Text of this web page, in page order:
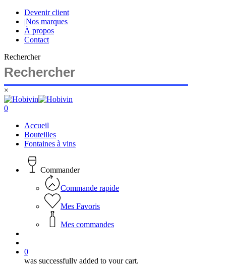
Skip
main
content
Devenir client
|Nos marques
À propos
Contact
Rechercher
×
Close
Search
search
account
0
Accueil
Bouteilles
Fontaines à vins
Commander
Commande rapide
Mes Favoris
Mes commandes
0
was successfully added to your cart.